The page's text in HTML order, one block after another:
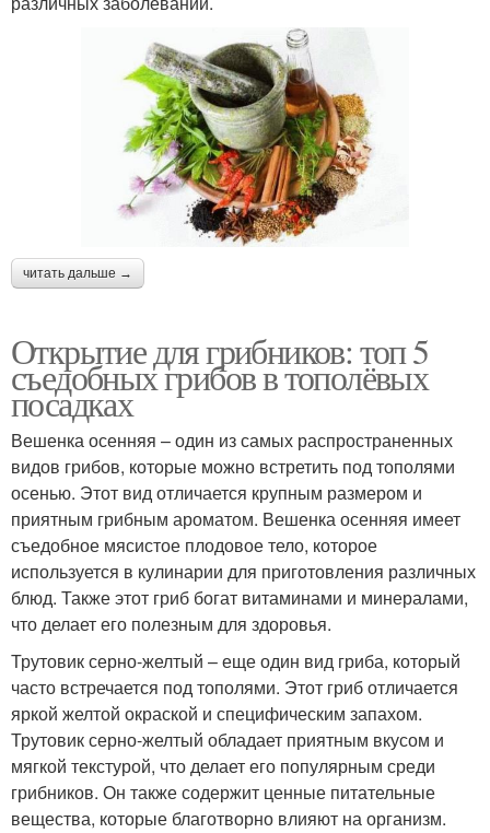
читать дальше →
Открытие для грибников: топ 5
съедобных грибов в тополёвых
посадках
Вешенка осенняя – один из самых распространенных
видов грибов, которые можно встретить под тополями
осенью. Этот вид отличается крупным размером и
приятным грибным ароматом. Вешенка осенняя имеет
съедобное мясистое плодовое тело, которое
используется в кулинарии для приготовления различных
блюд. Также этот гриб богат витаминами и минералами,
что делает его полезным для здоровья.
Трутовик серно-желтый – еще один вид гриба, который
часто встречается под тополями. Этот гриб отличается
яркой желтой окраской и специфическим запахом.
Трутовик серно-желтый обладает приятным вкусом и
мягкой текстурой, что делает его популярным среди
грибников. Он также содержит ценные питательные
вещества, которые благотворно влияют на организм.